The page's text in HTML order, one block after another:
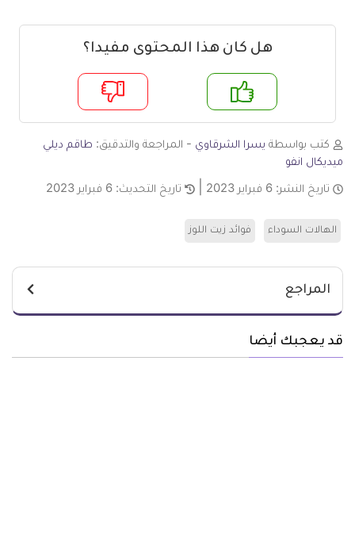
هل كان هذا المحتوى مفيدا؟
لا
كتب بواسطة يسرا الشرقاوي - المراجعة والتدقيق: طاقم ديلي
ميديكال انفو
تاريخ النشر: 6 فبراير 2023 تاريخ التحديث: 6 فبراير 2023
الهالات السوداء فوائد زيت اللوز
المراجع
قد يعجبك أيضا